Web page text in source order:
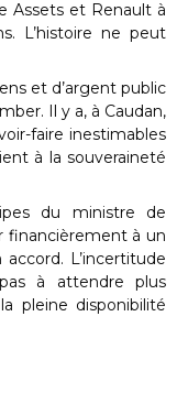
Assets et Renault à
L’histoire ne peut
et d’argent public
Il y a, à Caudan,
faire inestimables
à la souveraineté
du ministre de
financièrement à un
L’incertitude
à attendre plus
pleine disponibilité